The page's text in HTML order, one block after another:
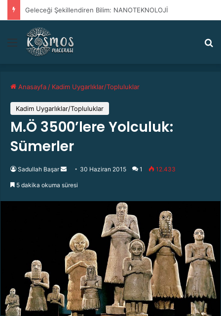
Antik Tarihte İleri Teknoloji
Menü
Anasayfa / Kadim Uygarlıklar/Topluluklar
Kadim Uygarlıklar/Topluluklar
M.Ö 3500’lere Yolculuk:
Sümerler
Sadullah Başar
i
o
s
t
a
g
ö
n
30 Haziran 2015 1 12.433
5 dakika okuma süresi